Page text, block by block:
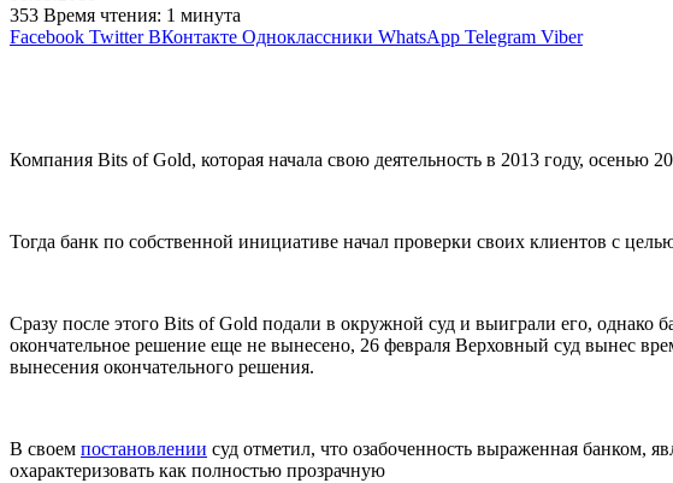
353 Время чтения: 1 минута
Facebook Twitter ВКонтакте Одноклассники WhatsApp Telegram Viber
Компания Bits of Gold, которая начала свою деятельность в 2013 году, осенью
Тогда банк по собственной инициативе начал проверки своих клиентов с
Сразу после этого Bits of Gold подали в окружной суд и выиграли его, однако
окончательное решение еще не вынесено, 26 февраля Верховный суд вынес
вынесения окончательного решения.
В своем постановлении суд отметил, что озабоченность выраженная банком,
охарактеризовать как полностью прозрачную